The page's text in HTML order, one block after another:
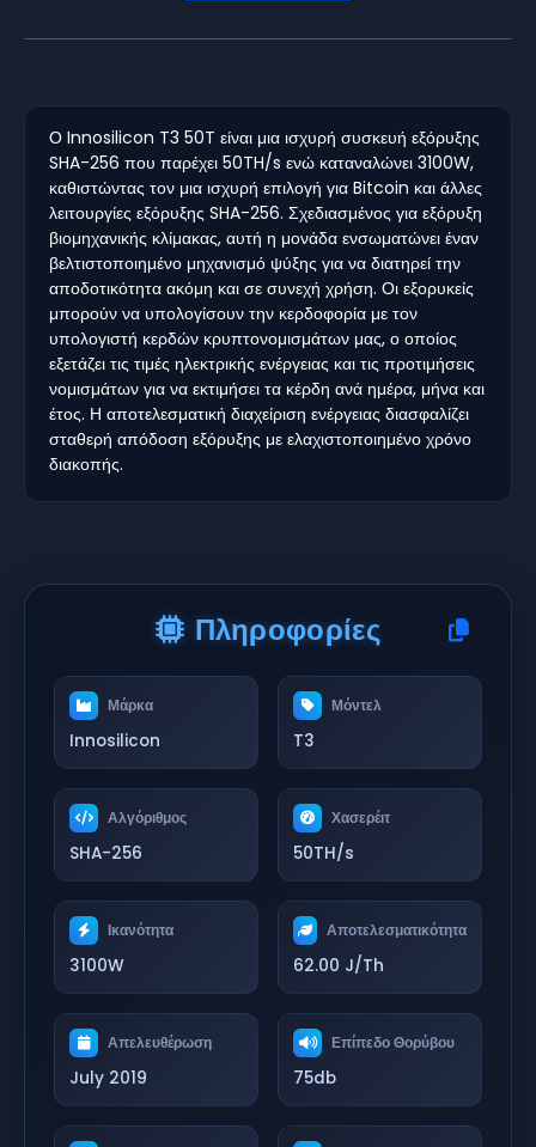
Ο Innosilicon T3 50T είναι μια ισχυρή συσκευή εξόρυξης
SHA-256 που παρέχει 50TH/s ενώ καταναλώνει 3100W,
καθιστώντας τον μια ισχυρή επιλογή για Bitcoin και άλλες
λειτουργίες εξόρυξης SHA-256. Σχεδιασμένος για εξόρυξη
βιομηχανικής κλίμακας, αυτή η μονάδα ενσωματώνει έναν
βελτιστοποιημένο μηχανισμό ψύξης για να διατηρεί την
αποδοτικότητα ακόμη και σε συνεχή χρήση. Οι εξορυκείς
μπορούν να υπολογίσουν την κερδοφορία με τον
υπολογιστή κερδών κρυπτονομισμάτων μας, ο οποίος
εξετάζει τις τιμές ηλεκτρικής ενέργειας και τις προτιμήσεις
νομισμάτων για να εκτιμήσει τα κέρδη ανά ημέρα, μήνα και
έτος. Η αποτελεσματική διαχείριση ενέργειας διασφαλίζει
σταθερή απόδοση εξόρυξης με ελαχιστοποιημένο χρόνο
διακοπής.
Πληροφορίες
Μάρκα
Innosilicon
Μόντελ
T3
Αλγόριθμος
SHA-256
Χασερέιτ
50TH/s
Ικανότητα
3100W
Αποτελεσματικότητα
62.00 J/Th
Απελευθέρωση
July 2019
Επίπεδο Θορύβου
75db